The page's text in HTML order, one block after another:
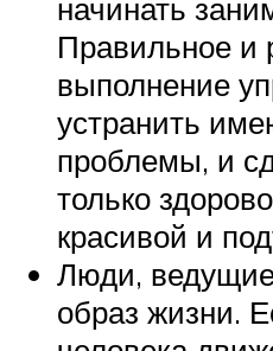
начинать
Правильное и
выполнение
устранить
проблемы, и
только
красивой и
Люди,
образ жизни.